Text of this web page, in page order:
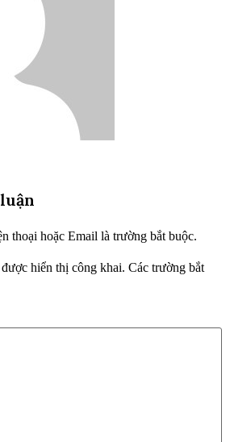
thoại hoặc Email là trường bắt buộc.
hiển thị công khai. Các trường bắt